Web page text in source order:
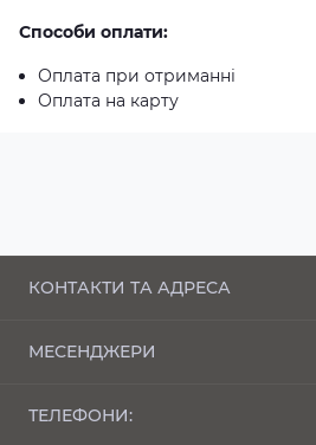
Способи оплати:
Оплата при отриманні
Оплата на карту
КОНТАКТИ ТА АДРЕСА
43000
bembi_market@ukr.net
МЕСЕНДЖЕРИ
ТЕЛЕФОНИ: